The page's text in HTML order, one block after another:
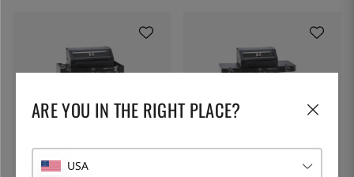
Videro Pro G4-S Vario+
Gasgrill, 20500 W - Rösle
Videro PRO G3-S Vario+
Gasgrill, 1700 W - Rösle
ARE YOU IN THE RIGHT PLACE?
USA